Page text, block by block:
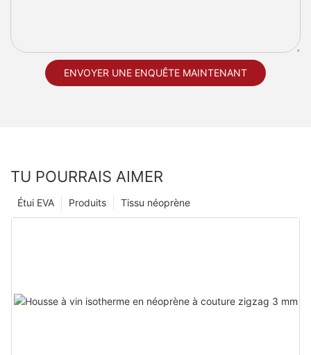
ENVOYER UNE ENQUÊTE MAINTENANT
TU POURRAIS AIMER
Tissu néoprène
Produits
Étui EVA